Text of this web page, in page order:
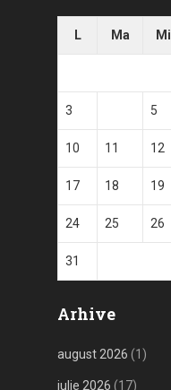
L Ma Mi
3 5
10 11 12
17 18 19
24 25 26
31
Arhive
august 2026 (1)
iulie 2026 (17)